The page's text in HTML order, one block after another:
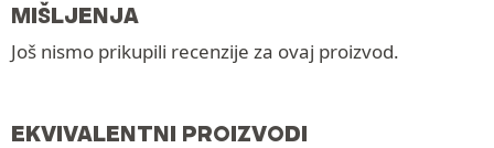
MIŠLJENJA
Još nismo prikupili recenzije za ovaj proizvod.
EKVIVALENTNI PROIZVODI